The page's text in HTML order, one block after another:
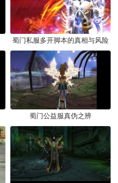
蜀门私服多开脚本的真相与风险
蜀门公益服真伪之辨